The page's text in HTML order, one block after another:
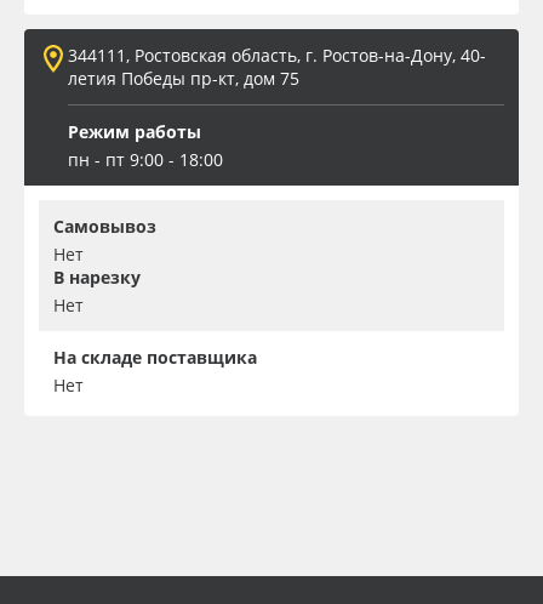
344111, Ростовская область, г. Ростов-на-Дону, 40-
летия Победы пр-кт, дом 75
Режим работы
пн - пт 9:00 - 18:00
Самовывоз
Нет
В нарезку
Нет
На складе поставщика
Нет